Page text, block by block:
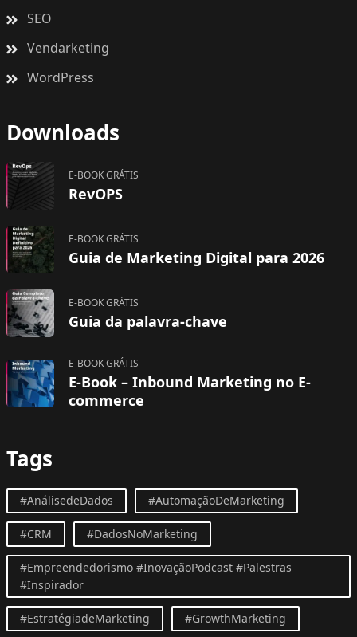
SEO
Vendarketing
WordPress
Downloads
E-BOOK GRÁTIS
RevOPS
E-BOOK GRÁTIS
Guia de Marketing Digital para 2026
E-BOOK GRÁTIS
Guia da palavra-chave
E-BOOK GRÁTIS
E-Book – Inbound Marketing no E-
commerce
Tags
#AnálisedeDados #AutomaçãoDeMarketing
#CRM #DadosNoMarketing
#Empreendedorismo #InovaçãoPodcast #Palestras
#Inspirador
#EstratégiadeMarketing #GrowthMarketing